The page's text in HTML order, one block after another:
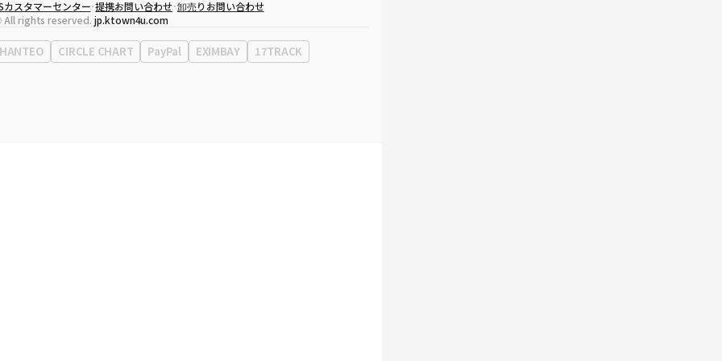
取締役
ソン・ヒョミン
者登録番号120-87-71116
0120-23-7523
所住所
ソウル特別市江南区永東大路513、3階(三成洞、coex)
カスタマーセンター 提携お問い合わせ 卸売りお問い合わせ
rights reserved. jp.ktown4u.com
HANTEO CIRCLE CHART PayPal EXIMBAY 17TRACK